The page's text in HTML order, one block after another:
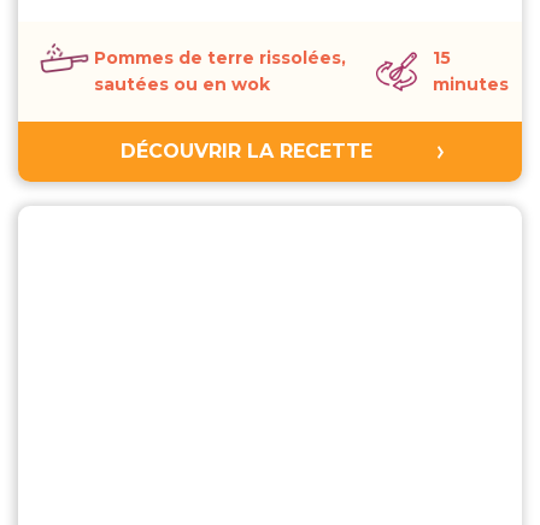
Pommes de terre rissolées,
sautées ou en wok
15
minutes
DÉCOUVRIR LA RECETTE